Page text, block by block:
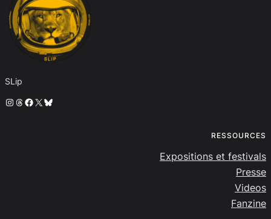
SLip
Instagram
Threads
Facebook
X Bluesky
RESSOURCES
Expositions et festivals
Presse
Videos
Fanzine